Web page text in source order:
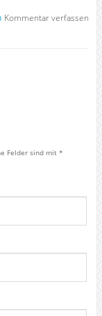
Kommentar verfassen
Felder sind mit *